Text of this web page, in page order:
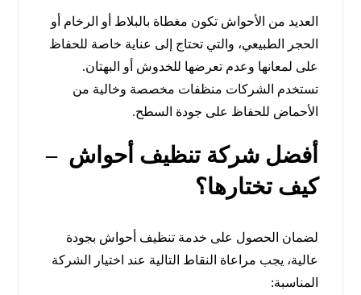
العديد من الأحواش تكون مغطاة بالبلاط أو الرخام أو
الحجر الطبيعي، والتي تحتاج إلى عناية خاصة للحفاظ
على لمعانها وعدم تعرضها للخدوش أو البهتان.
تستخدم الشركات منظفات مخصصة وخالية من
الأحماض للحفاظ على جودة السطح.
أفضل شركة تنظيف أحواش –
كيف تختارها؟
لضمان الحصول على خدمة تنظيف أحواش بجودة
عالية، يجب مراعاة النقاط التالية عند اختيار الشركة
المناسبة: